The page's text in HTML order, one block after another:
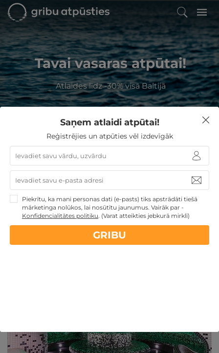
Tavai vasaras atpūtai!
Atlaides līdz -30% visā Baltijā
Kur Jūs vēlaties atpūsties?
GribuAtpusties
Uzdāviniet atpūtu Lietuvā!
Izvēlieties no16GribuAtpusties.lv atpūtas
piedāvājumiem
Uzdāviniet atpūtu Lietuvā
Saņem atlaidi atpūtai!
Reģistrējies un atpūties vēl izdevīgāk
Piekrītu, ka mani personas dati (e-pasts) tiks apstrādāti tiešā
mārketinga nolūkos, lai nosūtītu jaunumus. Vairāk par -
Konfidencialitātes politiku. (Varat atteikties jebkurā mirklī)
GRIBU